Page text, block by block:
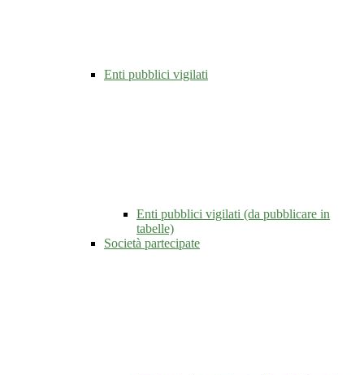
Enti pubblici vigilati
Enti pubblici vigilati (da pubblicare in
tabelle)
Società partecipate